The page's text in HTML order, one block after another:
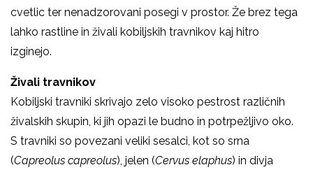
cvetlic ter nenadzorovani posegi v prostor. Že brez tega
lahko rastline in živali kobiljskih travnikov kaj hitro
izginejo.
Živali travnikov
Kobiljski travniki skrivajo zelo visoko pestrost različnih
živalskih skupin, ki jih opazi le budno in potrpežljivo oko.
S travniki so povezani veliki sesalci, kot so srna
(Capreolus capreolus), jelen (Cervus elaphus) in divja